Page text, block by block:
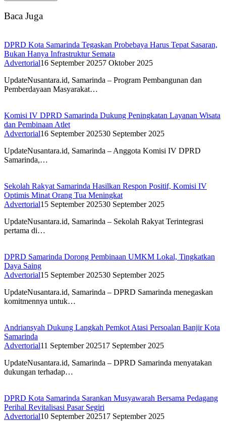
Baca Juga
DPRD Kota Samarinda Tegaskan Probebaya Harus Tepat Sasaran,
Bukan Hanya Infrastruktur Semata
Advertorial16 September 20257 Oktober 2025
UpdateNusantara.id, Samarinda – Program Pembangunan dan
Pemberdayaan Masyarakat…
Komisi IV DPRD Samarinda Dukung Peningkatan Layanan Wisata
dan Pembinaan Atlet
Advertorial16 September 202530 September 2025
UpdateNusantara.id, Samarinda – Anggota Komisi IV DPRD
Samarinda,…
Sekolah Rakyat Samarinda Hasilkan Respon Positif, Komisi IV
Optimis Minat Orang Tua Meningkat
Advertorial15 September 202530 September 2025
UpdateNusantara.id, Samarinda – Sekolah Rakyat Terintegrasi
pertama di…
DPRD Samarinda Dorong Pembinaan UMKM Lokal, Tingkatkan
Daya Saing
Advertorial15 September 202530 September 2025
UpdateNusantara.id, Samarinda – DPRD Samarinda menegaskan
komitmennya untuk…
Andriansyah Dukung Langkah Pemkot Atasi Persoalan Banjir Kota
Samarinda
Advertorial11 September 202517 September 2025
UpdateNusantara.id, Samarinda – DPRD Samarinda menyatakan
dukungan terhadap…
DPRD Kota Samarinda Sarankan Musyawarah Bersama Pedagang
Perihal Revitalisasi Pasar Segiri
Advertorial10 September 202517 September 2025